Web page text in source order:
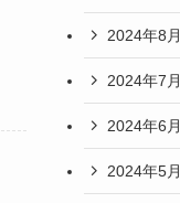
2024年8月
2024年7月
2024年6月
2024年5月